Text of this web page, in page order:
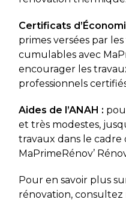
Certificats
primes versées par
cumulables avec
encourager les
professionnels
Aides de l’ANAH :
et très modestes,
travaux dans le
MaPrimeRénov’
Pour en savoir plus
rénovation,